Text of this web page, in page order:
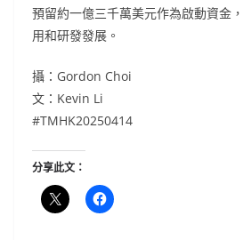
預留約一億三千萬美元作為啟動資金
用和研發發展。
攝：Gordon Choi
文：Kevin Li
#TMHK20250414
分享此文：